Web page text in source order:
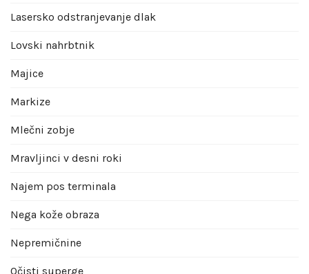
Lasersko odstranjevanje dlak
Lovski nahrbtnik
Majice
Markize
Mlečni zobje
Mravljinci v desni roki
Najem pos terminala
Nega kože obraza
Nepremičnine
Očisti superge